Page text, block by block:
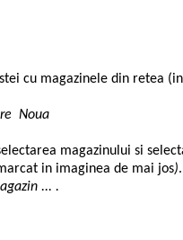
cu magazinele din retea
Noua
magazinului si
in imaginea de mai jos)
... .